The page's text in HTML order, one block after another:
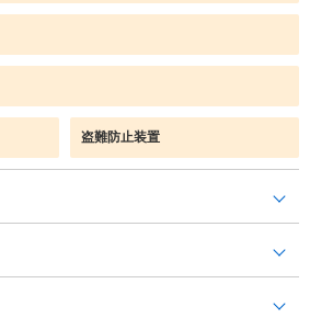
盗難防止装置